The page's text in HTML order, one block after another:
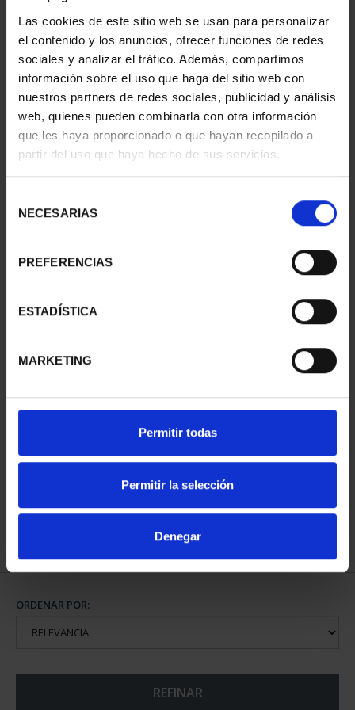
Las cookies de este sitio web se usan para personalizar
el contenido y los anuncios, ofrecer funciones de redes
sociales y analizar el tráfico. Además, compartimos
información sobre el uso que haga del sitio web con
nuestros partners de redes sociales, publicidad y análisis
web, quienes pueden combinarla con otra información
que les haya proporcionado o que hayan recopilado a
partir del uso que haya hecho de sus servicios.
NECESARIAS
PREFERENCIAS
ESTADÍSTICA
MARKETING
Permitir todas
Permitir la selección
Denegar
ORDENAR POR:
REFINAR
1 Productos encontrados
PROVINCIA COLECCION
COMPLET...
ORDENAR POR:
REFINAR